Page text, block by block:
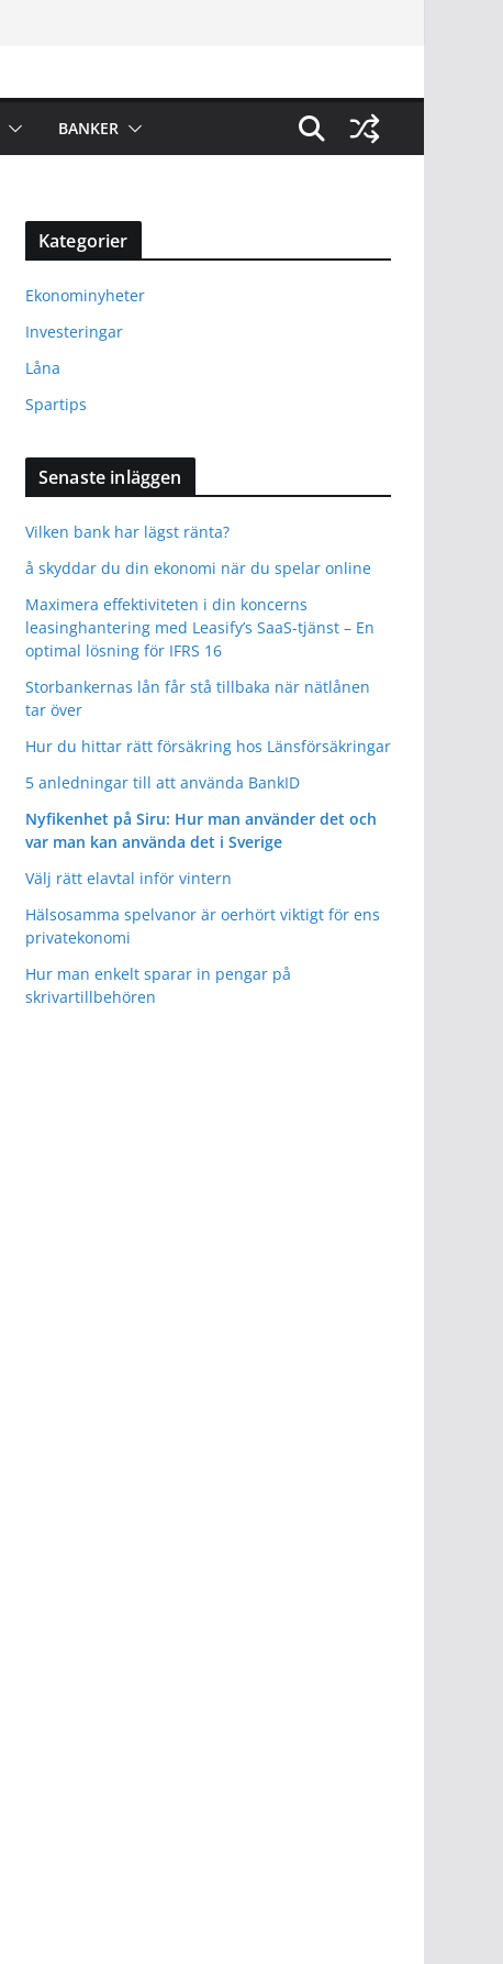
BANKER
Kategorier
Ekonominyheter
Investeringar
Låna
Spartips
Senaste inläggen
Vilken bank har lägst ränta?
å skyddar du din ekonomi när du spelar online
Maximera effektiviteten i din koncerns
leasinghantering med Leasify’s SaaS-tjänst – En
optimal lösning för IFRS 16
Storbankernas lån får stå tillbaka när nätlånen
tar över
Hur du hittar rätt försäkring hos Länsförsäkringar
5 anledningar till att använda BankID
Nyfikenhet på Siru: Hur man använder det och
var man kan använda det i Sverige
Välj rätt elavtal inför vintern
Hälsosamma spelvanor är oerhört viktigt för ens
privatekonomi
Hur man enkelt sparar in pengar på
skrivartillbehören